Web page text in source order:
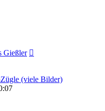
Gießler
(viele Bilder)